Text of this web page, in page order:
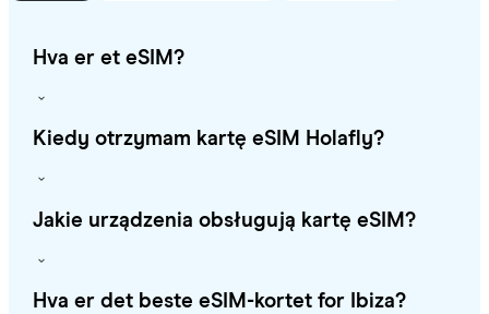
Hva er et eSIM?
Kiedy otrzymam kartę eSIM Holafly?
Jakie urządzenia obsługują kartę eSIM?
Hva er det beste eSIM-kortet for Ibiza?